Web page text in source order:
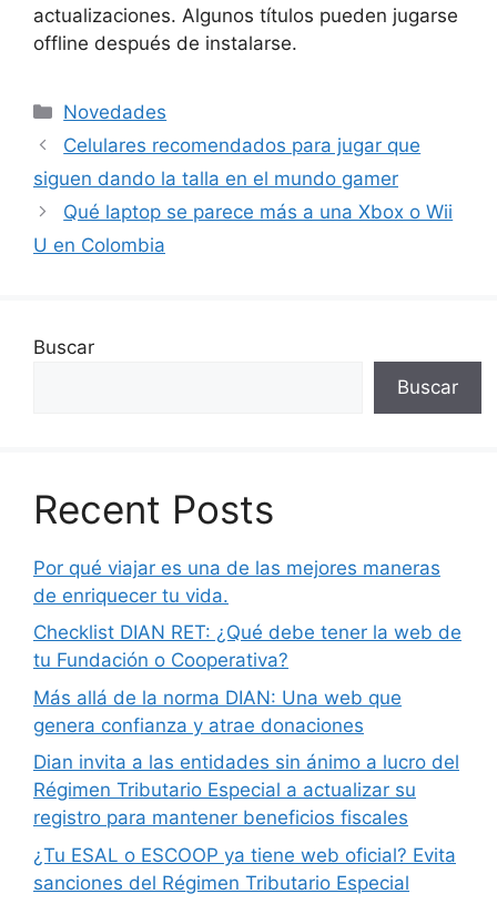
actualizaciones. Algunos títulos pueden jugarse
offline después de instalarse.
Categorías
Novedades
Celulares recomendados para jugar que
siguen dando la talla en el mundo gamer
Qué laptop se parece más a una Xbox o Wii
U en Colombia
Buscar
Buscar
Recent Posts
Por qué viajar es una de las mejores maneras
de enriquecer tu vida.
Checklist DIAN RET: ¿Qué debe tener la web de
tu Fundación o Cooperativa?
Más allá de la norma DIAN: Una web que
genera confianza y atrae donaciones
Dian invita a las entidades sin ánimo a lucro del
Régimen Tributario Especial a actualizar su
registro para mantener beneficios fiscales
¿Tu ESAL o ESCOOP ya tiene web oficial? Evita
sanciones del Régimen Tributario Especial